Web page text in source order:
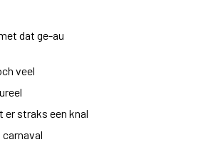
dat ge-au
veel
er straks een knal